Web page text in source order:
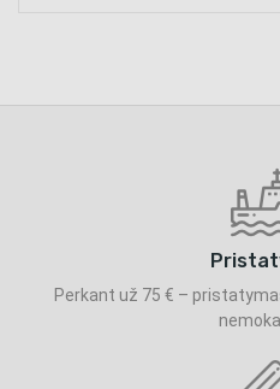
Perkant už 75 € –